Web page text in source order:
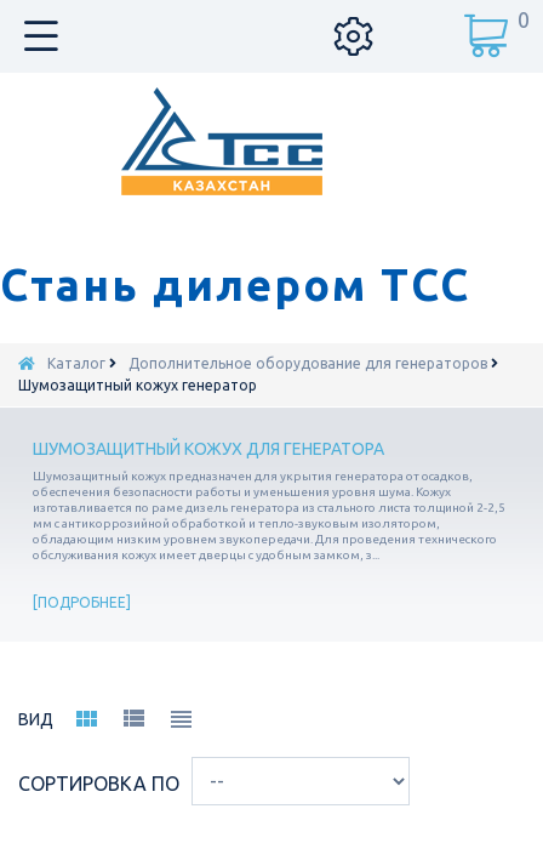
Стань дилером ТСС
0
Каталог
Дополнительное оборудование для генераторов
Шумозащитный кожух генератор
ШУМОЗАЩИТНЫЙ КОЖУХ ДЛЯ ГЕНЕРАТОРА
Шумозащитный кожух предназначен для укрытия генератора от осадков,
обеспечения безопасности работы и уменьшения уровня шума. Кожух
изготавливается по раме дизель генератора из стального листа толщиной 2-2,5
мм с антикоррозийной обработкой и тепло-звуковым изолятором,
обладающим низким уровнем звукопередачи. Для проведения технического
обслуживания кожух имеет дверцы с удобным замком, з...
ПОДРОБНЕЕ
ВИД
СОРТИРОВКА ПО